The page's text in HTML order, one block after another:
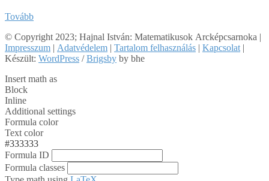
Tovább
2018-
11-
03
© Copyright 2023; Hajnal István: Matematikusok Arcképcsarnoka |
Impresszum | Adatvédelem | Tartalom felhasználás | Kapcsolat |
Készült: WordPress /Brigsby by bhe
Insert math as
Block
Inline
Additional settings
Formula color
Text color
#333333
Formula ID
Formula classes